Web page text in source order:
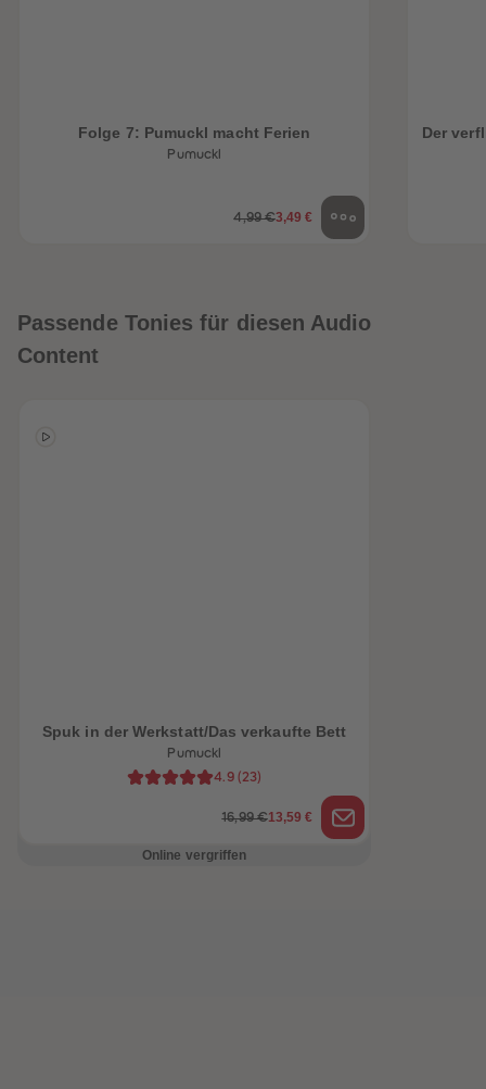
Folge 7: Pumuckl macht Ferien
Pumuckl
4,99 €3,49 €
Der
Passende Tonies für diesen Audio
Content
Spuk in der Werkstatt/Das verkaufte Bett
Pumuckl
4.9 (23)
16,99 €13,59 €
Online vergriffen